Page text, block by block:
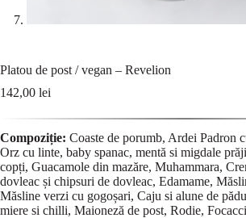
Platou de post / vegan – Revelion
142,00 lei
Compoziție: Coaste de porumb, Ardei Padron
Orz cu linte, baby spanac, mentă si migdale
copți, Guacamole din mazăre, Muhammara,
dovleac și chipsuri de dovleac, Edamame,
Măsline verzi cu gogoșari, Caju si alune de
miere si chilli, Maioneză de post, Rodie,